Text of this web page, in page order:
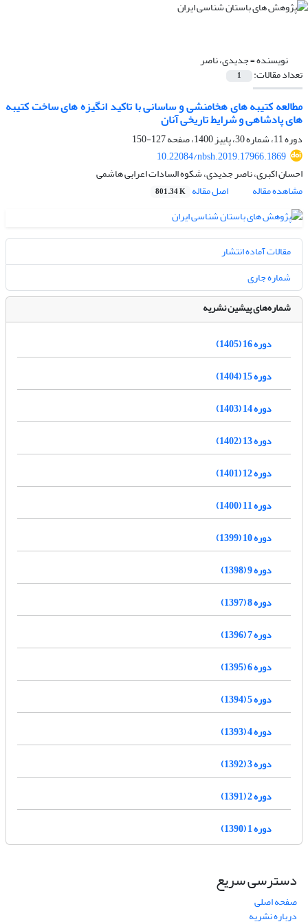
نویسنده =جدیدی، ناصر
تعداد مقالات: 1
مطالعه کتیبه های هخامنشی و ساسانی با تاکید انگیزه های ساخت کتیبه
های پادشاهی و شرایط تاریخی آنان
دوره 11، شماره 30، پاییز 1400، صفحه
127-150
10.22084/nbsh.2019.17966.1869
احسان اکبری، ناصر جدیدی، شکوه السادات اعرابی هاشمی
مشاهده مقاله
اصل مقاله 801.34 K
مقالات آماده انتشار
شماره جاری
شماره‌های پیشین نشریه
دوره 16 (1405)
دوره 15 (1404)
دوره 14 (1403)
دوره 13 (1402)
دوره 12 (1401)
دوره 11 (1400)
دوره 10 (1399)
دوره 9 (1398)
دوره 8 (1397)
دوره 7 (1396)
دوره 6 (1395)
دوره 5 (1394)
دوره 4 (1393)
دوره 3 (1392)
دوره 2 (1391)
دوره 1 (1390)
دسترسی سریع
صفحه اصلی
درباره نشریه